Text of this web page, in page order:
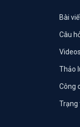
Bài
Câu
Videos
Thảo
Công
Trạng